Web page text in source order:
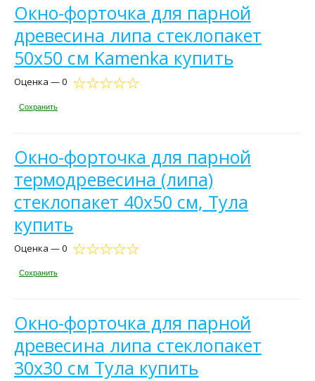
Окно-форточка для парной
древесина липа стеклопакет
50х50 см Kamenka купить
Оценка — 0
Сохранить
Окно-форточка для парной
термодревесина (липа)
стеклопакет 40х50 см, Тула
купить
Оценка — 0
Сохранить
Окно-форточка для парной
древесина липа стеклопакет
30х30 см Тула купить